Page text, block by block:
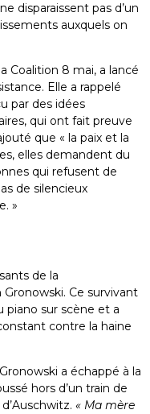
disparaissent pas d’un
auxquels on
Coalition 8 mai, a lancé
Elle a rappelé
par des idées
qui ont fait preuve
que « la paix et la
elles demandent du
qui refusent de
de silencieux
»
de la
Ce survivant
piano sur scène et a
contre la haine
a échappé à la
hors d’un train de
« Ma mère